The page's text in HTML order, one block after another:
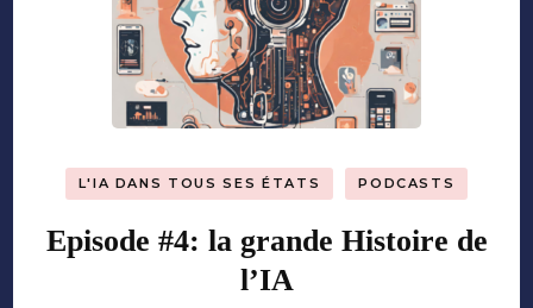
L'IA DANS TOUS SES ÉTATS PODCASTS
Episode #4: la grande Histoire de
l’IA